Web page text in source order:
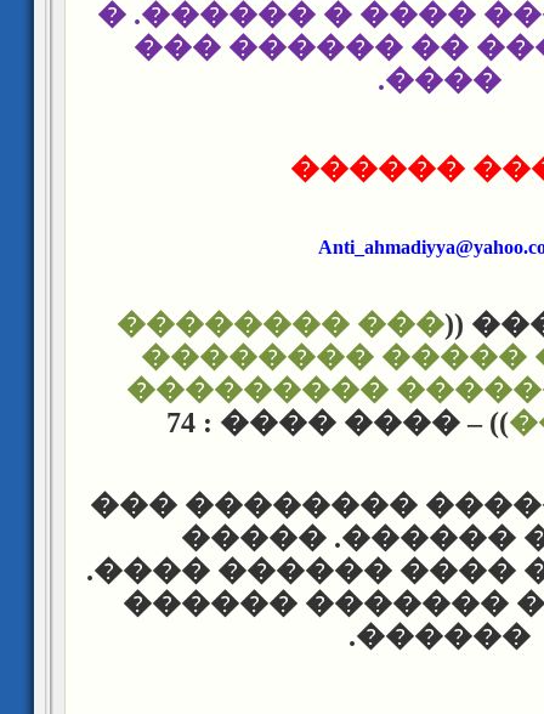
����� ����� ����
����� ���� ��
����.
����
���
��� ��������
������� �����
����� �������
)) – ���� ���� : 74
��� �� �������
������
������� �� ����
��� �����
������.